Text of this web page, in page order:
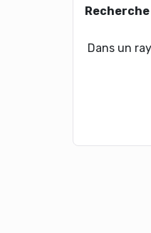
Dans un